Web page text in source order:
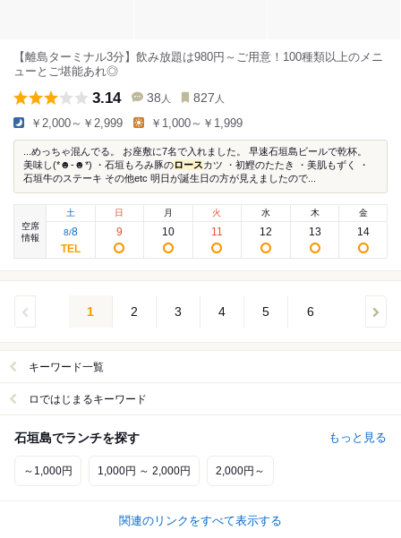
【離島ターミナル3分】飲み放題は980円～ご用意！100種類以上のメニ
ューとご堪能あれ◎
3.14 38 人 827 人
￥2,000～￥2,999 ￥1,000～￥1,999
...めっちゃ混んでる。 お座敷に7名で入れました。 早速石垣島ビールで乾杯。
美味し(*☻-☻*) ・石垣もろみ豚のロースカツ ・初鰹のたたき ・美肌もずく ・
石垣牛のステーキ その他etc 明日が誕生日の方が見えましたので...
空席
情報
土
8/8
日
9
月
10
火
11
水
12
木
13
金
14
1 2 3 4 5 6
キーワード一覧
ロではじまるキーワード
石垣島でランチを探す もっと見る
～1,000円 1,000円 ～ 2,000円 2,000円～
関連のリンクをすべて表示する